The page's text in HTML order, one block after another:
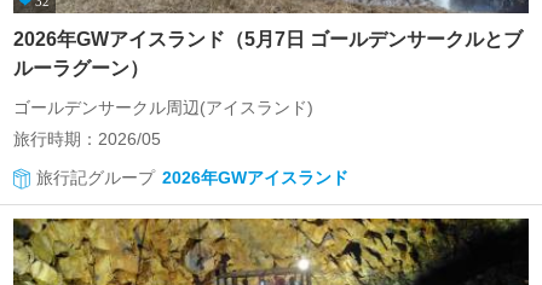
2026年GWアイスランド（5月7日 ゴールデンサークルとブ
ルーラグーン）
ゴールデンサークル周辺(アイスランド)
旅行時期：2026/05
旅行記グループ 2026年GWアイスランド